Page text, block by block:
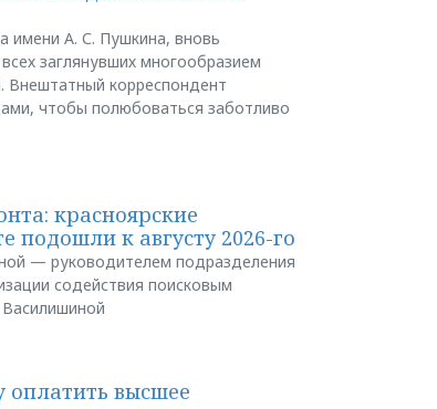
имени А. С. Пушкина, вновь
заглянувших многообразием
Внештатный корреспондент
чтобы полюбоваться заботливо
красноярские
подошли к августу 2026-го
— руководителем подразделения
содействия поисковым
высшее